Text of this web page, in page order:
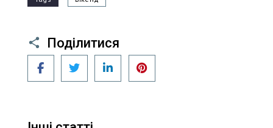
Поділитися
FacebookTwitter LinkedIn